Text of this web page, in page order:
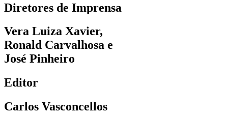
Diretores de Imprensa
Vera Luiza Xavier,
Ronald Carvalhosa e
José Pinheiro
Editor
Carlos Vasconcellos